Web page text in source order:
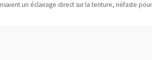
un éclairage direct sur la tenture, néfaste